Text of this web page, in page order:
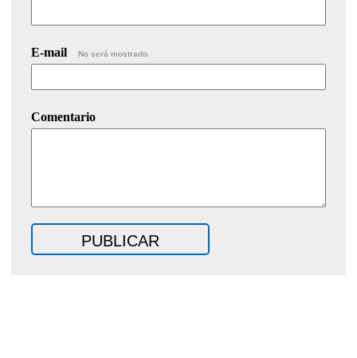
E-mail No será mostrado.
Comentario